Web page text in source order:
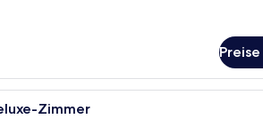
Holzboden und einem Fenster mitEin ordentlich
5 Zimmer